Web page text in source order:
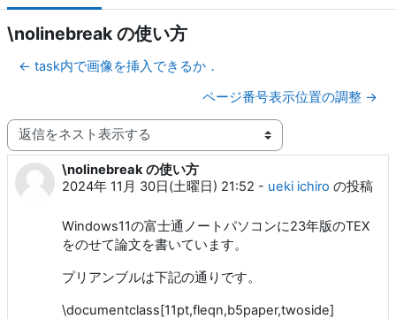
\nolinebreak の使い方
← task内で画像を挿入できるか．
ページ番号表示位置の調整 →
表示モード
\nolinebreak の使い方
2024年 11月 30日(土曜日) 21:52 - ueki ichiro の投稿
返信数: 7
Windows11の富士通ノートパソコンに23年版のTEX
をのせて論文を書いています。
プリアンブルは下記の通りです。
\documentclass[11pt,fleqn,b5paper,twoside]